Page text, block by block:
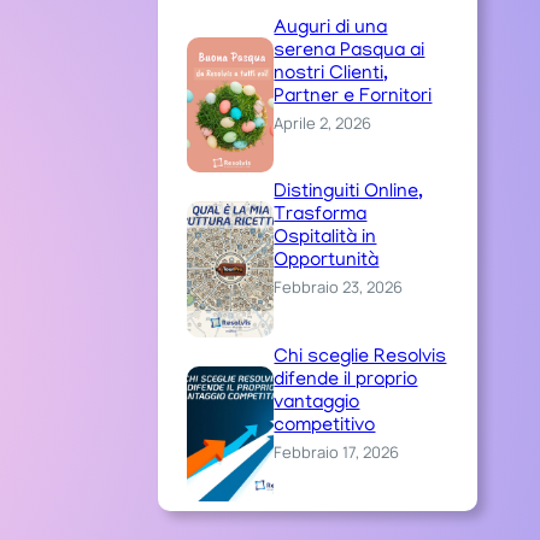
Auguri di una
serena Pasqua ai
nostri Clienti,
Partner e Fornitori
Aprile 2, 2026
Distinguiti Online,
Trasforma
Ospitalità in
Opportunità
Febbraio 23, 2026
Chi sceglie Resolvis
difende il proprio
vantaggio
competitivo
Febbraio 17, 2026